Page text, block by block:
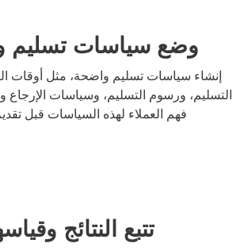
وضع سياسات تسليم
إنشاء سياسات تسليم واضحة، مثل أوقات
التسليم، ورسوم التسليم، وسياسات الإرجاع
فهم العملاء لهذه السياسات قبل
تتبع النتائج